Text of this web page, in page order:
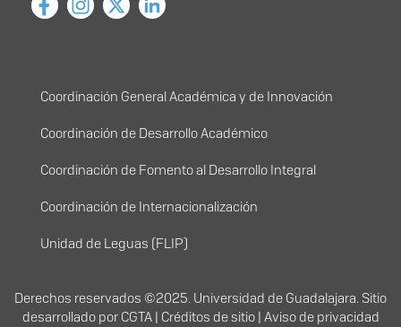
Menú principal
Coordinación General Académica y de Innovación
Coordinación de Desarrollo Académico
Coordinación de Fomento al Desarrollo Integral
Coordinación de Internacionalización
Unidad de Leguas (FLIP)
Derechos
Derechos reservados ©2025. Universidad de Guadalajara. Sitio
desarrollado por CGTA| Créditos de sitio| Aviso de privacidad